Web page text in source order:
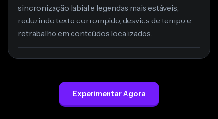
sincronização labial e legendas mais estáveis,
reduzindo texto corrompido, desvios de tempo e
retrabalho em conteúdos localizados.
Experimentar Agora